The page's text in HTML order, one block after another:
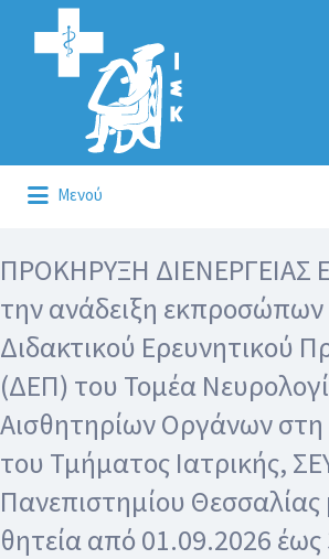
Αναζήτηση
για:
Μενού
για:
ΠΡΟΚΗΡΥΞΗ ΔΙΕΝΕΡΓΕΙΑΣ
την ανάδειξη
Διδακτικού Ερευνητικού
(ΔΕΠ) του Τομέα
Αισθητηρίων Οργάνων στη
του Τμήματος Ιατρικής,
Πανεπιστημίου Θεσσαλίας
θητεία από 01.09.2026